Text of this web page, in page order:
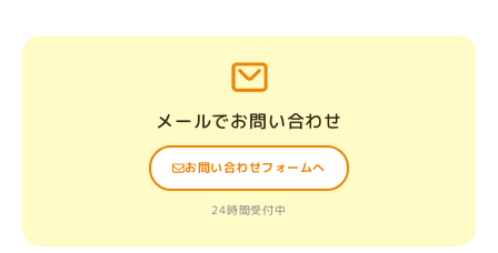
メールでお問い合わせ
お問い合わせフォームへ
24時間受付中